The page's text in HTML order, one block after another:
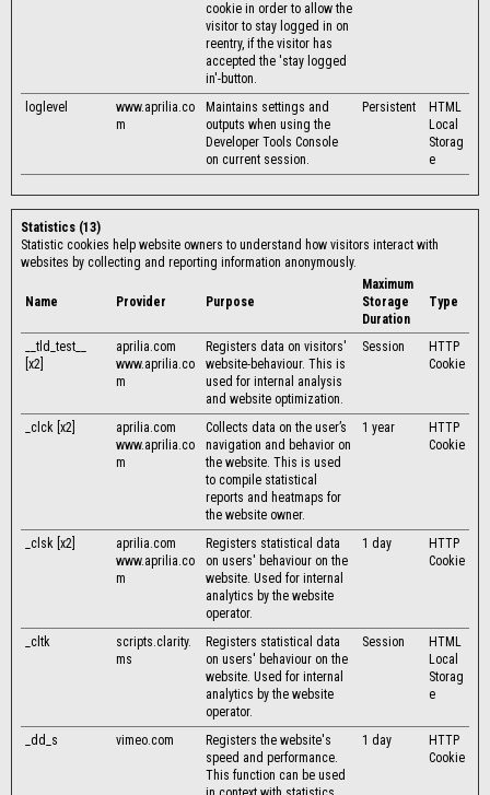
cookie in order to allow the
visitor to stay logged in on
reentry, if the visitor has
accepted the 'stay logged
in'-button.
loglevel
www.aprilia.co
m
Maintains settings and
outputs when using the
Developer Tools Console
on current session.
Persistent
HTML
Local
Storag
e
Statistics (13)
Statistic cookies help website owners to understand how visitors interact with
websites by collecting and reporting information anonymously.
Name Provider Purpose
Maximum
Storage
Duration
Type
__tld_test__
[x2]
aprilia.com
www.aprilia.co
m
Registers data on visitors'
website-behaviour. This is
used for internal analysis
and website optimization.
Session
HTTP
Cookie
_clck [x2]
aprilia.com
www.aprilia.co
m
Collects data on the user’s
navigation and behavior on
the website. This is used
to compile statistical
reports and heatmaps for
the website owner.
1 year
HTTP
Cookie
_clsk [x2]
aprilia.com
www.aprilia.co
m
Registers statistical data
on users' behaviour on the
website. Used for internal
analytics by the website
operator.
1 day
HTTP
Cookie
_cltk
scripts.clarity.
ms
Registers statistical data
on users' behaviour on the
website. Used for internal
analytics by the website
operator.
Session
HTML
Local
Storag
e
_dd_s vimeo.com
Registers the website's
speed and performance.
This function can be used
1 day
HTTP
Cookie